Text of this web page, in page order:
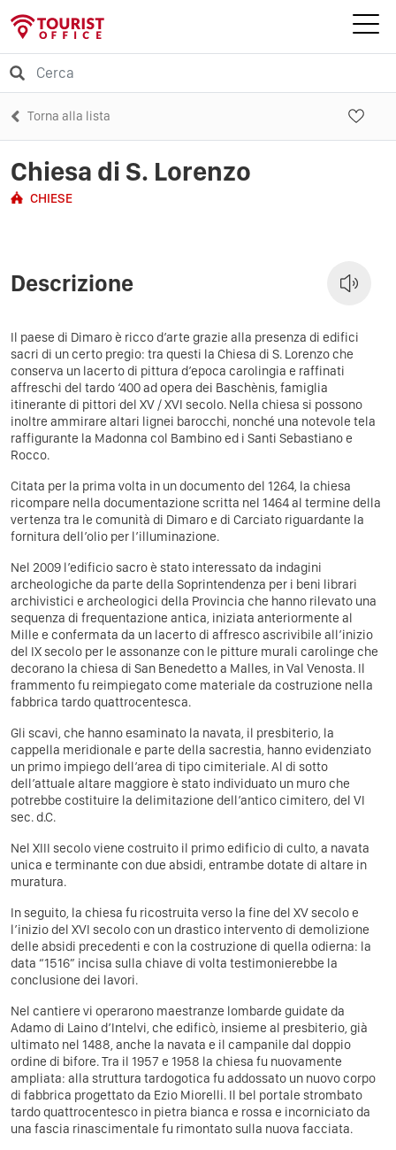
Torna alla lista
Chiesa di S. Lorenzo
CHIESE
Descrizione
Il paese di Dimaro è ricco d’arte grazie alla presenza di edifici
sacri di un certo pregio: tra questi la Chiesa di S. Lorenzo che
conserva un lacerto di pittura d’epoca carolingia e raffinati
affreschi del tardo ‘400 ad opera dei Baschènis, famiglia
itinerante di pittori del XV / XVI secolo. Nella chiesa si possono
inoltre ammirare altari lignei barocchi, nonché una notevole tela
raffigurante la Madonna col Bambino ed i Santi Sebastiano e
Rocco.
Citata per la prima volta in un documento del 1264, la chiesa
ricompare nella documentazione scritta nel 1464 al termine della
vertenza tra le comunità di Dimaro e di Carciato riguardante la
fornitura dell’olio per l’illuminazione.
Nel 2009 l’edificio sacro è stato interessato da indagini
archeologiche da parte della Soprintendenza per i beni librari
archivistici e archeologici della Provincia che hanno rilevato una
sequenza di frequentazione antica, iniziata anteriormente al
Mille e confermata da un lacerto di affresco ascrivibile all’inizio
del IX secolo per le assonanze con le pitture murali carolinge che
decorano la chiesa di San Benedetto a Malles, in Val Venosta. Il
frammento fu reimpiegato come materiale da costruzione nella
fabbrica tardo quattrocentesca.
Gli scavi, che hanno esaminato la navata, il presbiterio, la
cappella meridionale e parte della sacrestia, hanno evidenziato
un primo impiego dell’area di tipo cimiteriale. Al di sotto
dell’attuale altare maggiore è stato individuato un muro che
potrebbe costituire la delimitazione dell’antico cimitero, del VI
sec. d.C.
Nel XIII secolo viene costruito il primo edificio di culto, a navata
unica e terminante con due absidi, entrambe dotate di altare in
muratura.
In seguito, la chiesa fu ricostruita verso la fine del XV secolo e
l’inizio del XVI secolo con un drastico intervento di demolizione
delle absidi precedenti e con la costruzione di quella odierna: la
data “1516” incisa sulla chiave di volta testimonierebbe la
conclusione dei lavori.
Nel cantiere vi operarono maestranze lombarde guidate da
Adamo di Laino d’Intelvi, che edificò, insieme al presbiterio, già
ultimato nel 1488, anche la navata e il campanile dal doppio
ordine di bifore. Tra il 1957 e 1958 la chiesa fu nuovamente
ampliata: alla struttura tardogotica fu addossato un nuovo corpo
di fabbrica progettato da Ezio Miorelli. Il bel portale strombato
tardo quattrocentesco in pietra bianca e rossa e incorniciato da
una fascia rinascimentale fu rimontato sulla nuova facciata.